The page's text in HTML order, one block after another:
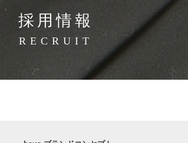
採用情報
RECRUIT